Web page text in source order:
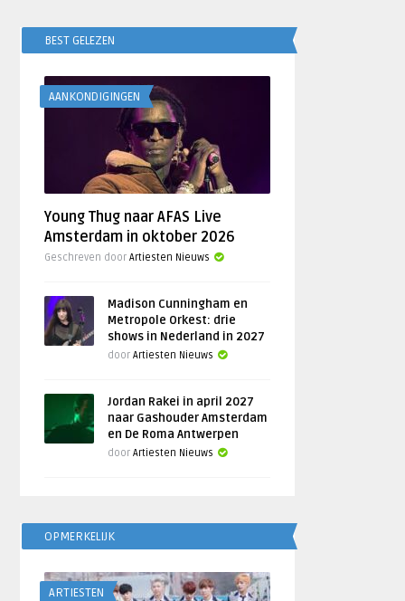
BEST GELEZEN
AANKONDIGINGEN
Young Thug naar AFAS Live
Amsterdam in oktober 2026
Geschreven doorArtiesten Nieuws
Madison Cunningham en
Metropole Orkest: drie
shows in Nederland in 2027
doorArtiesten Nieuws
Jordan Rakei in april 2027
naar Gashouder Amsterdam
en De Roma Antwerpen
doorArtiesten Nieuws
OPMERKELIJK
ARTIESTEN